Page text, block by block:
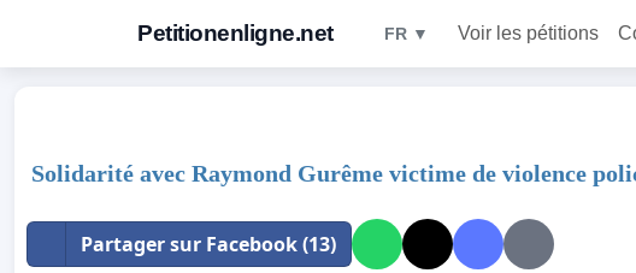
Petitionenligne.net FR ▼ Voir les pétitions
Solidarité avec Raymond Gurême victime de violence
Partager sur Facebook (13)